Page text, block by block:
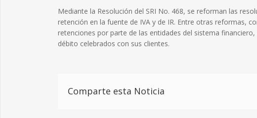
Mediante la Resolución del SRI No. 468, se reforman las
retención en la fuente de IVA y de IR. Entre otras reformas,
retenciones por parte de las entidades del sistema
débito celebrados con sus clientes.
Comparte esta Noticia